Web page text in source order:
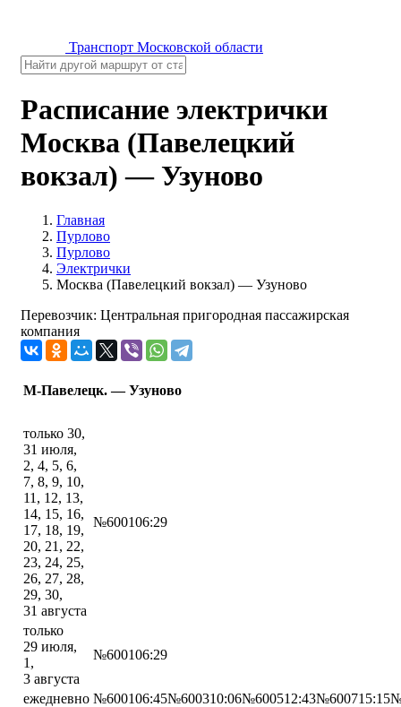
Транспорт Московской области
Расписание электрички
Москва (Павелецкий
вокзал) — Узуново
Главная
Пурлово
Пурлово
Электрички
Москва (Павелецкий вокзал) — Узуново
Перевозчик: Центральная пригородная пассажирская
компания
М-Павелецк. — Узуново
только 30,
31 июля,
2, 4, 5, 6,
7, 8, 9, 10,
11, 12, 13,
14, 15, 16,
17, 18, 19,
20, 21, 22,
23, 24, 25,
26, 27, 28,
29, 30,
31 августа
№600106:29
только
29 июля,
1,
3 августа
№600106:29
ежедневно №600106:45№600310:06№600512:43№600715:15